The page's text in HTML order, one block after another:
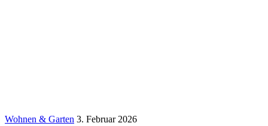
Wohnen & Garten 3. Februar 2026